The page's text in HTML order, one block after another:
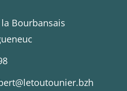
Bourbansais